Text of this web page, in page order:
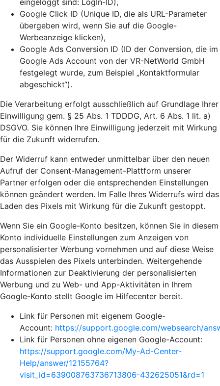
eingeloggt sind: LogIn-ID),
Google Click ID (Unique ID, die als URL-Parameter
übergeben wird, wenn Sie auf die Google-
Werbeanzeige klicken),
Google Ads Conversion ID (ID der Conversion, die im
Google Ads Account von der VR-NetWorld GmbH
festgelegt wurde, zum Beispiel „Kontaktformular
abgeschickt“).
Die Verarbeitung erfolgt ausschließlich auf Grundlage Ihrer
Einwilligung gem. § 25 Abs. 1 TDDDG, Art. 6 Abs. 1 lit. a)
DSGVO. Sie können Ihre Einwilligung jederzeit mit Wirkung
für die Zukunft widerrufen.
Der Widerruf kann entweder unmittelbar über den neuen
Aufruf der Consent-Management-Plattform unserer
Partner erfolgen oder die entsprechenden Einstellungen
können geändert werden. Im Falle Ihres Widerrufs wird das
Laden des Pixels mit Wirkung für die Zukunft gestoppt.
Wenn Sie ein Google-Konto besitzen, können Sie in diesem
Konto individuelle Einstellungen zum Anzeigen von
personalisierter Werbung vornehmen und auf diese Weise
das Ausspielen des Pixels unterbinden. Weitergehende
Informationen zur Deaktivierung der personalisierten
Werbung und zu Web- und App-Aktivitäten in Ihrem
Google-Konto stellt Google im Hilfecenter bereit.
Link für Personen mit eigenem Google-
Account: https://support.google.com/websearch/
Link für Personen ohne eigenen Google-Account:
https://support.google.com/My-Ad-Center-
Help/answer/12155764?
visit_id=639008763736713806-432625051&rd=1